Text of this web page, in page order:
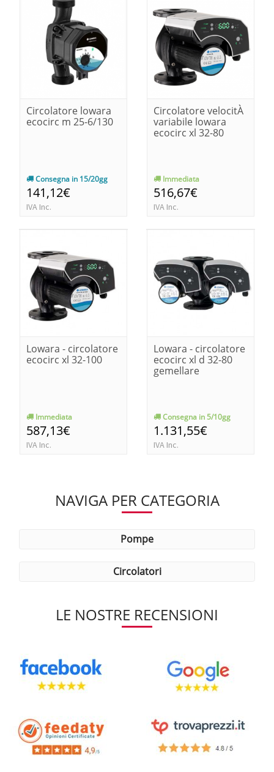
Circolatore lowara
ecocirc m 25-6/130
Consegna in 15/20gg
141,12€
IVA Inc.
Circolatore velocitÀ
variabile lowara
ecocirc xl 32-80
Immediata
516,67€
IVA Inc.
Lowara - circolatore
ecocirc xl 32-100
Immediata
587,13€
IVA Inc.
Lowara - circolatore
ecocirc xl d 32-80
gemellare
Consegna in 5/10gg
1.131,55€
IVA Inc.
NAVIGA PER CATEGORIA
pompe
circolatori
LE NOSTRE RECENSIONI